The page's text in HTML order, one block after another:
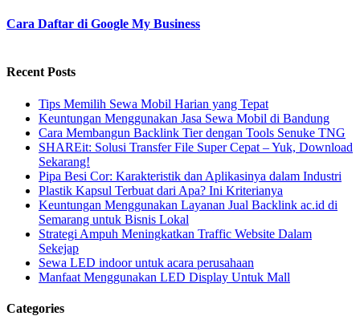
Cara Daftar di Google My Business
Recent Posts
Tips Memilih Sewa Mobil Harian yang Tepat
Keuntungan Menggunakan Jasa Sewa Mobil di Bandung
Cara Membangun Backlink Tier dengan Tools Senuke TNG
SHAREit: Solusi Transfer File Super Cepat – Yuk, Download
Sekarang!
Pipa Besi Cor: Karakteristik dan Aplikasinya dalam Industri
Plastik Kapsul Terbuat dari Apa? Ini Kriterianya
Keuntungan Menggunakan Layanan Jual Backlink ac.id di
Semarang untuk Bisnis Lokal
Strategi Ampuh Meningkatkan Traffic Website Dalam
Sekejap
Sewa LED indoor untuk acara perusahaan
Manfaat Menggunakan LED Display Untuk Mall
Categories